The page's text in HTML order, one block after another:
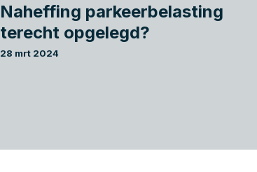
Naheffing parkeerbelasting
terecht opgelegd?
28 mrt 2024